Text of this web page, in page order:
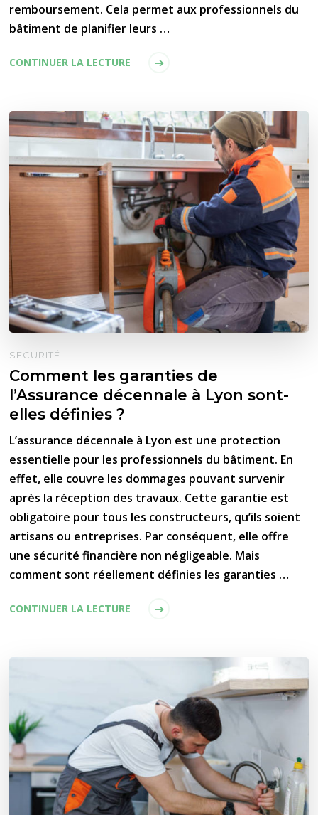
remboursement. Cela permet aux professionnels du
bâtiment de planifier leurs …
CONTINUER LA LECTURE
SECURITÉ
Comment les garanties de
l’Assurance décennale à Lyon sont-
elles définies ?
L’assurance décennale à Lyon est une protection
essentielle pour les professionnels du bâtiment. En
effet, elle couvre les dommages pouvant survenir
après la réception des travaux. Cette garantie est
obligatoire pour tous les constructeurs, qu’ils soient
artisans ou entreprises. Par conséquent, elle offre
une sécurité financière non négligeable. Mais
comment sont réellement définies les garanties …
CONTINUER LA LECTURE